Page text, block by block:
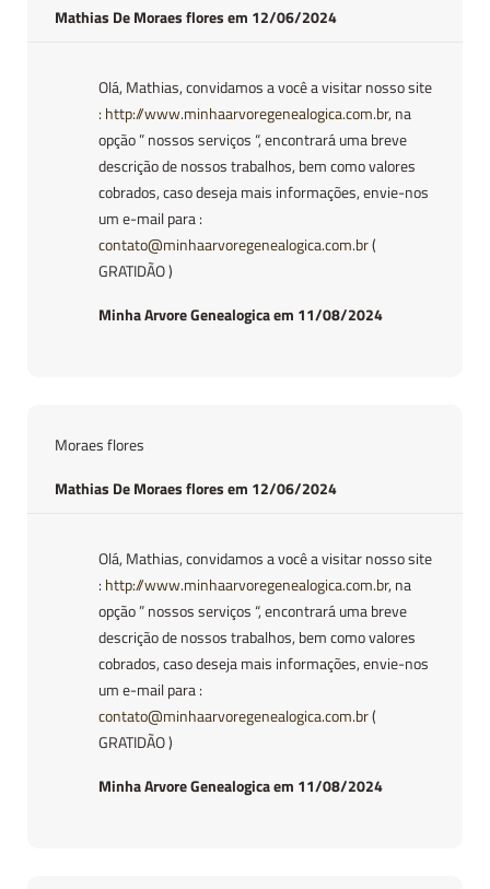
Mathias De Moraes flores em 12/06/2024
Olá, Mathias, convidamos a você a visitar nosso site
: http://www.minhaarvoregenealogica.com.br, na
opção ” nossos serviços “, encontrará uma breve
descrição de nossos trabalhos, bem como valores
cobrados, caso deseja mais informações, envie-nos
um e-mail para :
contato@minhaarvoregenealogica.com.br(
GRATIDÃO )
Minha Arvore Genealogica em 11/08/2024
Moraes flores
Mathias De Moraes flores em 12/06/2024
Olá, Mathias, convidamos a você a visitar nosso site
: http://www.minhaarvoregenealogica.com.br, na
opção ” nossos serviços “, encontrará uma breve
descrição de nossos trabalhos, bem como valores
cobrados, caso deseja mais informações, envie-nos
um e-mail para :
contato@minhaarvoregenealogica.com.br(
GRATIDÃO )
Minha Arvore Genealogica em 11/08/2024